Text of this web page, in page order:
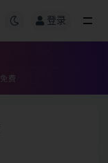
登录
免费